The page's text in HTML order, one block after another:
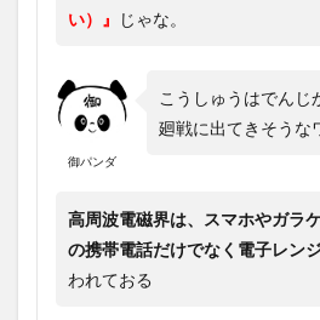
い）』
じゃな。
御パンダ
こうしゅうはでんじ
廻戦に出てきそうな
高周波電磁界は、スマホやガラ
の携帯電話だけでなく電子レン
われておる